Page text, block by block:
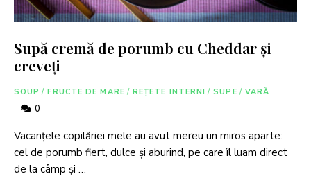
Supă cremă de porumb cu Cheddar și
creveți
SOUP / FRUCTE DE MARE / REȚETE INTERNI / SUPE / VARĂ
0
Vacanțele copilăriei mele au avut mereu un miros aparte:
cel de porumb fiert, dulce și aburind, pe care îl luam direct
de la câmp şi …